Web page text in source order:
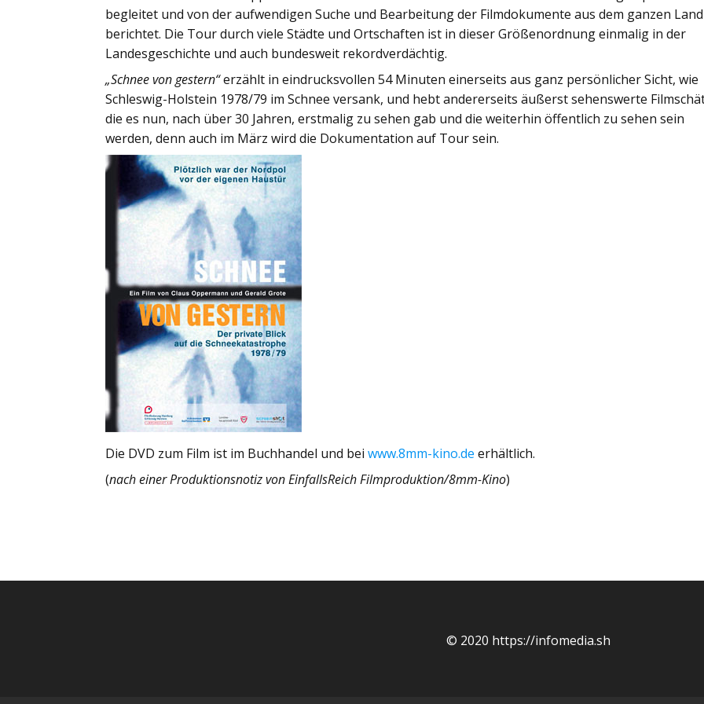
begleitet und von der aufwendigen Suche und Bearbeitung der Filmdokumente aus dem ganzen Land
berichtet. Die Tour durch viele Städte und Ortschaften ist in dieser Größenordnung einmalig in der
Landesgeschichte und auch bundesweit rekordverdächtig.
„Schnee von gestern“erzählt in eindrucksvollen 54 Minuten einerseits aus ganz persönlicher Sicht, wie
Schleswig-Holstein 1978/79 im Schnee versank, und hebt andererseits äußerst sehenswerte
die es nun, nach über 30 Jahren, erstmalig zu sehen gab und die weiterhin öffentlich zu sehen sein
werden, denn auch im März wird die Dokumentation auf Tour sein.
Die DVD zum Film ist im Buchhandel und beiwww.8mm-kino.de erhältlich.
(nach einer Produktionsnotiz von EinfallsReich Filmproduktion/8mm-Kino)
© 2020 https://infomedia.sh